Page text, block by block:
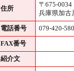
住所
〒675-0034
兵庫県加古
電話番号 079-420-
FAX番号
紹介文